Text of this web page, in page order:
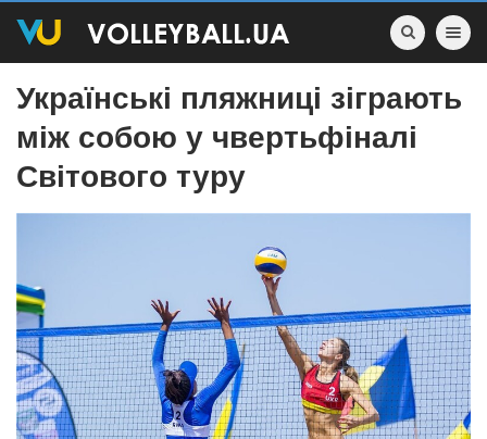
Toggle
Українські пляжниці зіграють
між собою у чвертьфіналі
Світового туру